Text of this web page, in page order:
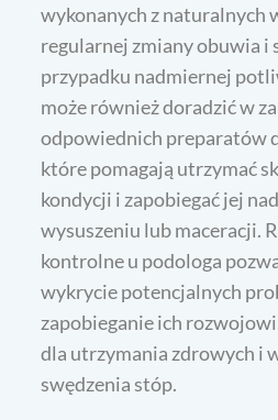
wykonanych z naturalnych
regularnej zmiany obuwia i
przypadku nadmiernej
może również doradzić w
odpowiednich preparatów
które pomagają utrzymać
kondycji i zapobiegać jej
wysuszeniu lub maceracji.
kontrolne u podologa
wykrycie potencjalnych
zapobieganie ich
dla utrzymania zdrowych i
swędzenia stóp.